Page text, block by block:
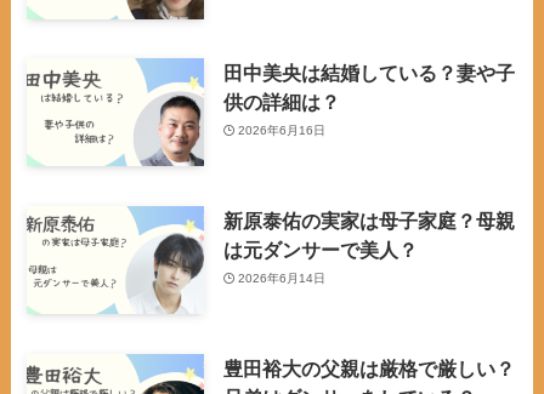
田中美央は結婚している？妻や子
供の詳細は？
2026年6月16日
新原泰佑の実家は母子家庭？母親
は元ダンサーで美人？
2026年6月14日
豊田裕大の父親は厳格で厳しい？